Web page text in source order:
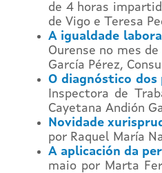
de 4 horas
de Vigo e Teresa
A igualdade
Ourense no mes
García Pérez,
O diagnóstico
Inspectora de
Cayetana Andión
Novidade
por Raquel María
A aplicación da
maio por Marta